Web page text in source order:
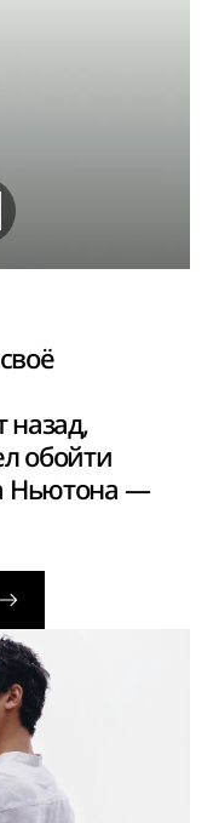
назад,
обойти
Ньютона —